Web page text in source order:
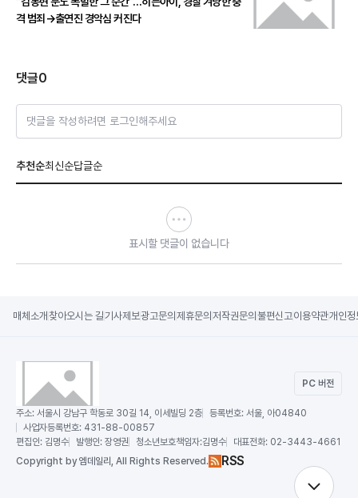
격 범죄→출연진 경악심 커진다
댓글0
댓글을 작성하려면 로그인해주세요
추천순최신순답글순
표시할 댓글이 없습니다
매체소개 찾아오시는 길기사제보광고문의 제휴문의 저작권문의 불편신고이용약관개인정
PC 버전
주소: 서울시 강남구 학동로 30길 14, 이세빌딩 2층 등록번호: 서울, 아04840
사업자등록번호: 431-88-00857
편집인: 김명수 발행인: 장영권 청소년보호책임자:김명수 대표전화: 02-3443-4661
Copyright by 엠데일리, All Rights Reserved. RSS